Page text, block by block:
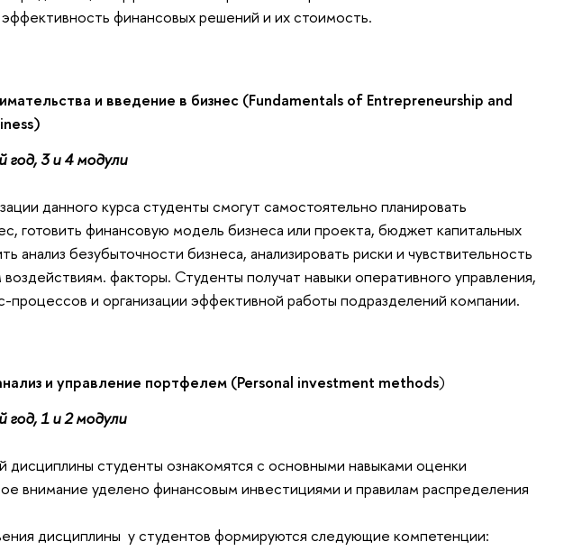
финансовых решений и их стоимость.
и введение в бизнес (Fundamentals of Entrepreneurship and
год, 3 и 4 модули
данного курса студенты смогут самостоятельно планировать
готовить финансовую модель бизнеса или проекта, бюджет капитальных
анализ безубыточности бизнеса, анализировать риски и чувствительность
факторы. Студенты получат навыки оперативного управления,
процессов и организации эффективной работы подразделений компании.
и управление портфелем (Personal investment methods)
год, 1 и 2 модули
дисциплины студенты ознакомятся с основными навыками оценки
внимание уделено финансовым инвестициями и правилам распределения
дисциплины у студентов формируются следующие компетенции: